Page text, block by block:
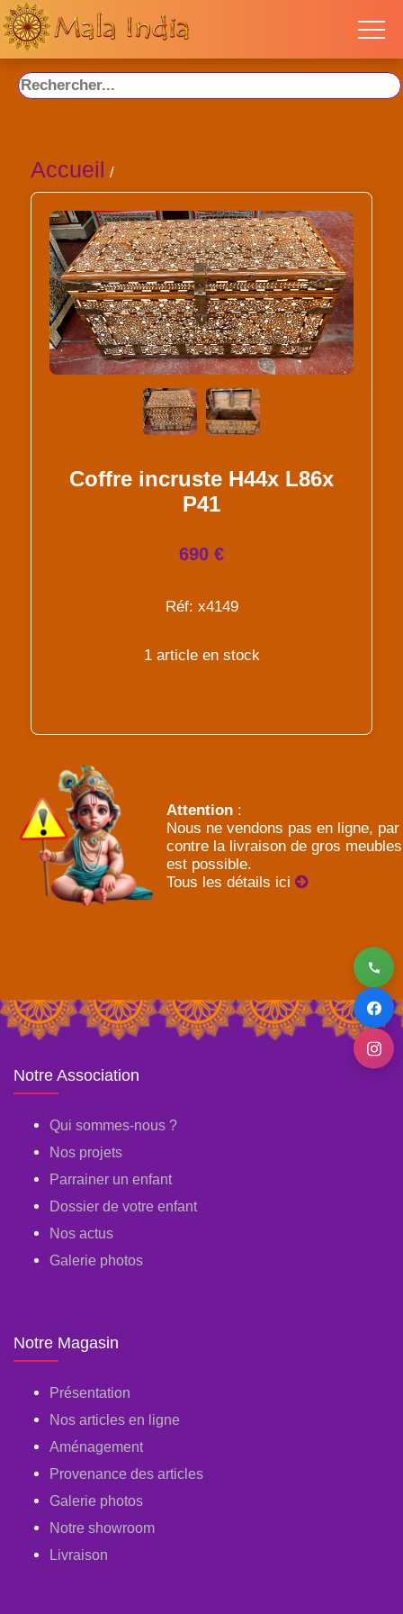
Accueil /
Coffre incruste H44x L86x
P41
690 €
Réf: x4149
1 article en stock
Attention :
Nous ne vendons pas en ligne, par
contre la livraison de gros meubles
est possible.
Tous les détails ici
Notre Association
Qui sommes-nous ?
Nos projets
Parrainer un enfant
Dossier de votre enfant
Nos actus
Galerie photos
Notre Magasin
Présentation
Nos articles en ligne
Aménagement
Provenance des articles
Galerie photos
Notre showroom
Livraison